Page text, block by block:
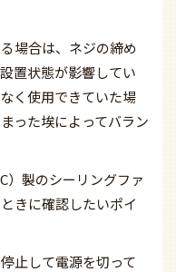
場合は、ネジの締め
置状態が影響してい
く使用できていた場
った埃によってバラン
）製のシーリングファ
きに確認したいポイ
止して電源を切って